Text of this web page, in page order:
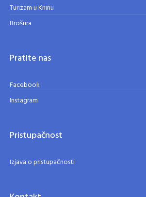
Turizam u Kninu
Brošura
Pratite nas
Facebook
Instagram
Pristupačnost
Izjava o pristupačnosti